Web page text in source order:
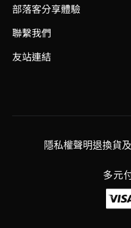
部落客分享體驗
聯繫我們
友站連結
多元
隱私權聲明退換貨